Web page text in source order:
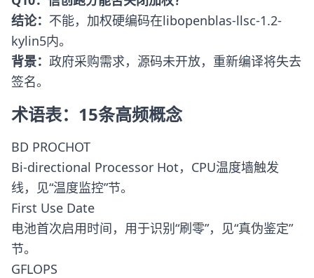
结论： 不能，加权硬编码在libopenblas-llsc-1.2-
kylin5内。
背景： 政府采购需求，源码未开放，重新编译将失去
签名。
术语表：15条高频概念
BD PROCHOT
Bi-directional Processor Hot，CPU温度墙触发
线，见“温度监控”节。
First Use Date
电池首次启用时间，用于识别“刷零”，见“真伪鉴定”
节。
GFLOPS